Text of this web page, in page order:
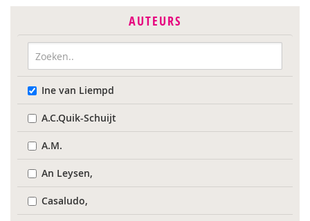
AUTEURS
Ine van Liempd
A.C.Quik-Schuijt
A.M.
An Leysen,
Casaludo,